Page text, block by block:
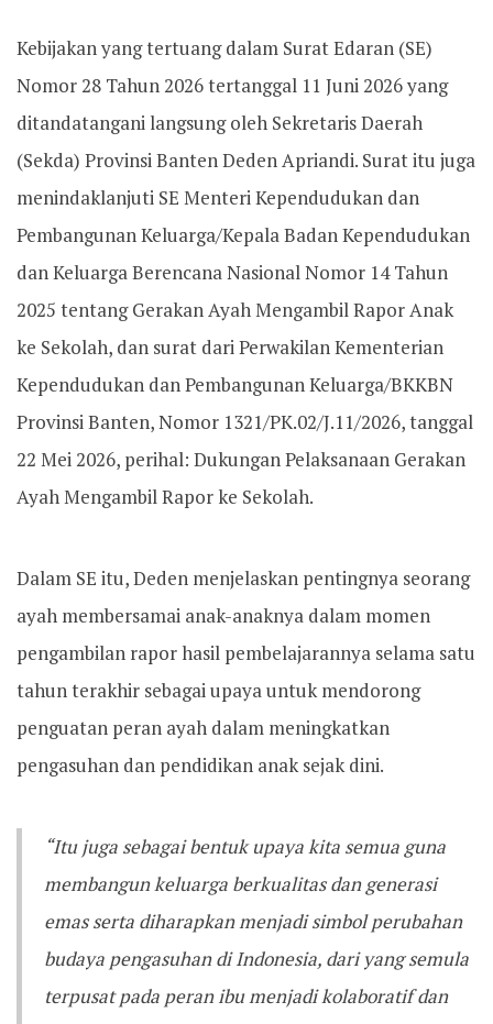
Kebijakan yang tertuang dalam Surat Edaran (SE)
Nomor 28 Tahun 2026 tertanggal 11 Juni 2026 yang
ditandatangani langsung oleh Sekretaris Daerah
(Sekda) Provinsi Banten Deden Apriandi. Surat itu juga
menindaklanjuti SE Menteri Kependudukan dan
Pembangunan Keluarga/Kepala Badan Kependudukan
dan Keluarga Berencana Nasional Nomor 14 Tahun
2025 tentang Gerakan Ayah Mengambil Rapor Anak
ke Sekolah, dan surat dari Perwakilan Kementerian
Kependudukan dan Pembangunan Keluarga/BKKBN
Provinsi Banten, Nomor 1321/PK.02/J.11/2026, tanggal
22 Mei 2026, perihal: Dukungan Pelaksanaan Gerakan
Ayah Mengambil Rapor ke Sekolah.
Dalam SE itu, Deden menjelaskan pentingnya seorang
ayah membersamai anak-anaknya dalam momen
pengambilan rapor hasil pembelajarannya selama satu
tahun terakhir sebagai upaya untuk mendorong
penguatan peran ayah dalam meningkatkan
pengasuhan dan pendidikan anak sejak dini.
“Itu juga sebagai bentuk upaya kita semua guna
membangun keluarga berkualitas dan generasi
emas serta diharapkan menjadi simbol perubahan
budaya pengasuhan di Indonesia, dari yang semula
terpusat pada peran ibu menjadi kolaboratif dan